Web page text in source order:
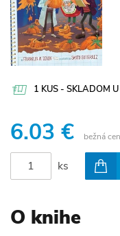
1 KUS - SKLADOM
6.03 € bežná
ks
O knihe